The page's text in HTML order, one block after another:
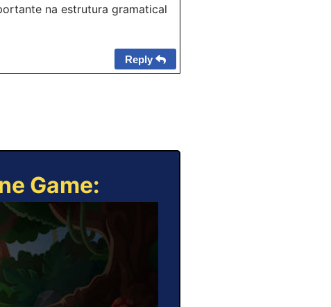
na estrutura gramatical
Reply
Game: